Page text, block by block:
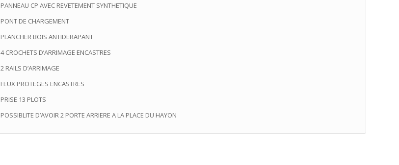
PANNEAU CP AVEC REVETEMENT SYNTHETIQUE
PONT DE CHARGEMENT
PLANCHER BOIS ANTIDERAPANT
4 CROCHETS D’ARRIMAGE ENCASTRES
2 RAILS D’ARRIMAGE
FEUX PROTEGES ENCASTRES
PRISE 13 PLOTS
POSSIBLITE D’AVOIR 2 PORTE ARRIERE A LA PLACE DU HAYON